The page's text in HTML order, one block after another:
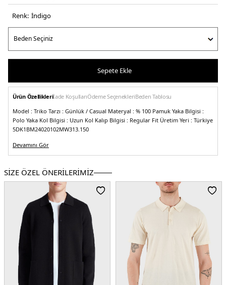
Renk: i̇ndi̇go
Sepete Ekle
Ürün Özellikleriİade KoşullarıÖdeme SeçenekleriBeden Tablosu
Model : Triko Tarzı : Günlük / Casual Materyal : % 100 Pamuk Yaka Bilgisi :
Polo Yaka Kol Bilgisi : Uzun Kol Kalıp Bilgisi : Regular Fit Üretim Yeri : Türkiye
5DK1BM24020102MW313.150
Devamını Gör
SİZE ÖZEL ÖNERİLERİMİZ